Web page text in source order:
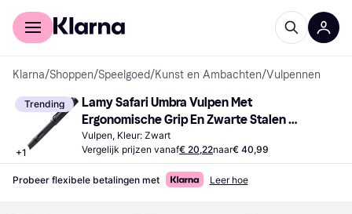
Voor shoppers
Klarna/Shoppen/Speelgoed/Kunst en Ambachten/Vulpennen
Trending
+1
Lamy Safari Umbra Vulpen Met
Ergonomische Grip En Zwarte Stalen
Penpunt M
Vulpen, Kleur: Zwart
Vergelijk prijzen vanaf€ 20,22naar€ 40,99
Probeer flexibele betalingen met Leer hoe